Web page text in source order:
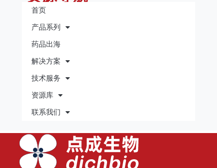
首页
产品系列
药品出海
解决方案
技术服务
资源库
联系我们